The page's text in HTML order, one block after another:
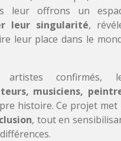
leur offrons un
leur singularité,
leur place dans le
artistes confirmés,
musiciens,
histoire. Ce projet met
, tout en